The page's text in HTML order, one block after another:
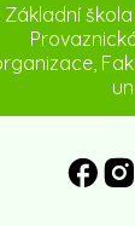
Základní